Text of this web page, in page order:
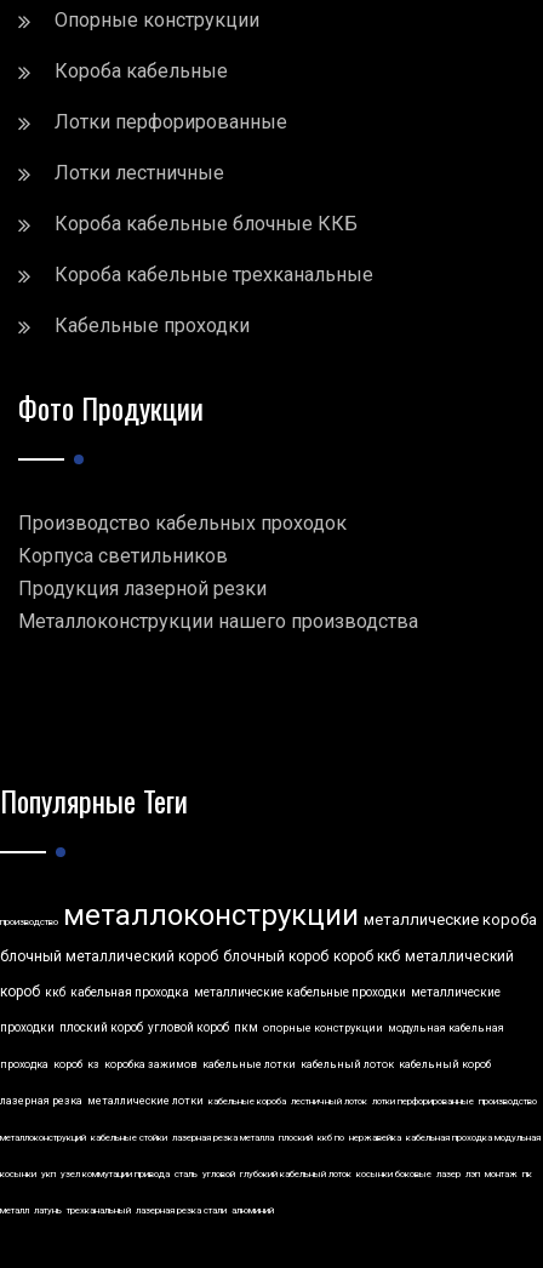
Опорные конструкции
Короба кабельные
Лотки перфорированные
Лотки лестничные
Короба кабельные блочные ККБ
Короба кабельные трехканальные
Кабельные проходки
Фото Продукции
Производство кабельных проходок
Корпуса светильников
Продукция лазерной резки
Металлоконструкции нашего производства
Популярные Теги
производство металлоконструкции металлические короба
блочный металлический короб блочный короб короб ккб металлический
короб ккб кабельная проходка металлические кабельные проходки металлические
проходки плоский короб угловой короб пкм опорные конструкции модульная кабельная
проходка короб кз коробка зажимов кабельные лотки кабельный лоток кабельный короб
лазерная резка металлические лотки кабельные короба лестничный лоток лотки перфорированные производство
металлоконструкций кабельные стойки лазерная резка металла плоский ккб по нержавейка кабельная проходка модульная
косынки укп узел коммутации привода сталь угловой глубокий кабельный лоток косынки боковые лазер лэп монтаж пк
металл латунь трехканальный лазерная резка стали алюминий